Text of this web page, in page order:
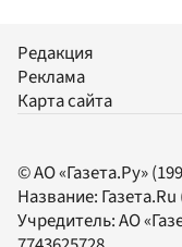
Редакция
Реклама
Карта сайта
© АО «Газета.Ру»
Название: Газета.Ru
Учредитель:АО